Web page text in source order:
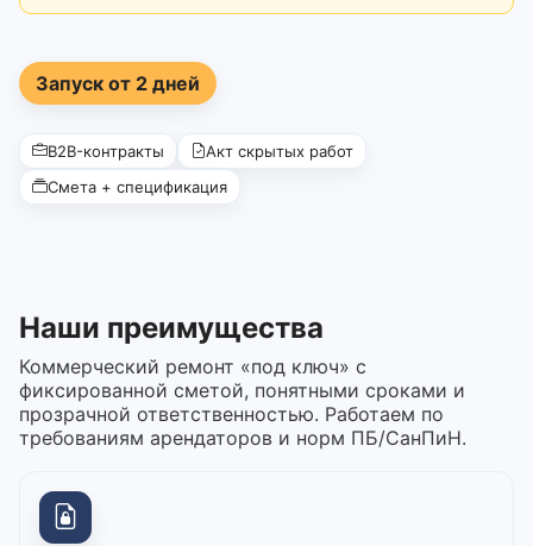
Запуск от 2 дней
B2B-контракты
Акт скрытых работ
Смета + спецификация
Наши преимущества
Коммерческий ремонт «под ключ» с
фиксированной сметой, понятными сроками и
прозрачной ответственностью. Работаем по
требованиям арендаторов и норм ПБ/СанПиН.